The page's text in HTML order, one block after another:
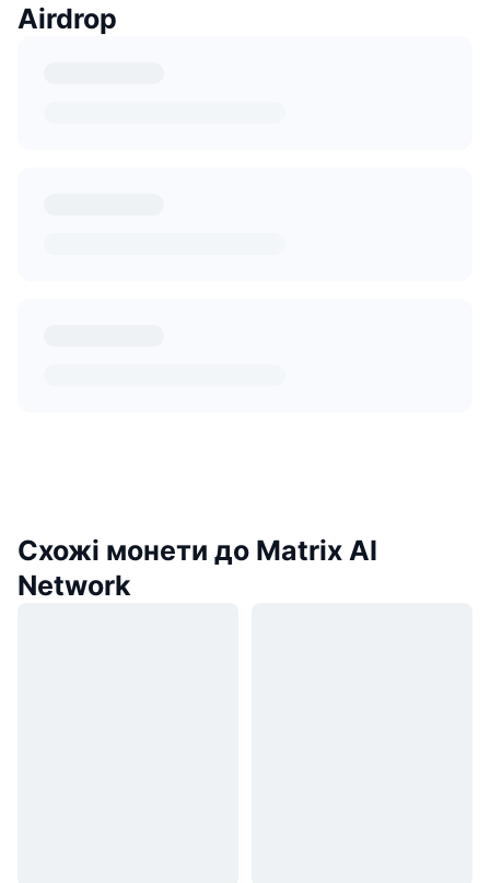
Airdrop
Схожі монети до Matrix AI
Network